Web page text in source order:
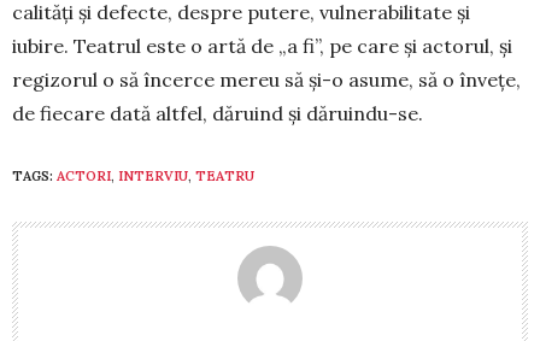
calități și defecte, despre putere, vulnerabilitate și
iubire. Teatrul este o artă de „a fi”, pe care și actorul, și
regizorul o să încerce mereu să și-o asume, să o învețe,
de fiecare dată altfel, dăruind și dăruindu-se.
TAGS: ACTORI, INTERVIU, TEATRU